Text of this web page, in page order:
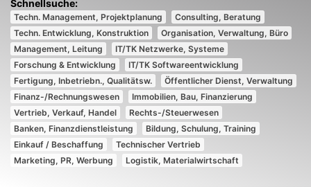
Techn. Management, Projektplanung
Consulting, Beratung
Techn. Entwicklung, Konstruktion
Organisation, Verwaltung, Büro
Management, Leitung
IT/TK Netzwerke, Systeme
Forschung & Entwicklung
IT/TK Softwareentwicklung
Fertigung, Inbetriebn., Qualitätsw.
Öffentlicher Dienst, Verwaltung
Finanz-/Rechnungswesen
Immobilien, Bau, Finanzierung
Vertrieb, Verkauf, Handel
Rechts-/Steuerwesen
Banken, Finanzdienstleistung
Bildung, Schulung, Training
Einkauf / Beschaffung
Technischer Vertrieb
Marketing, PR, Werbung
Logistik, Materialwirtschaft